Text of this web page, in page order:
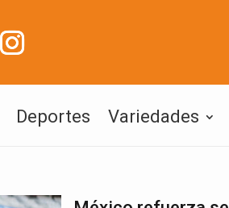
Deportes Variedades